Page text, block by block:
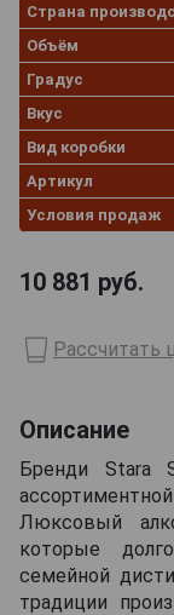
Страна
Объём
Градус
Вкус
Вид коробки
Артикул
Условия продаж
10 881 руб.
Рассчитать
Описание
Бренди Stara
Люксовый
которые
семейной
традиции